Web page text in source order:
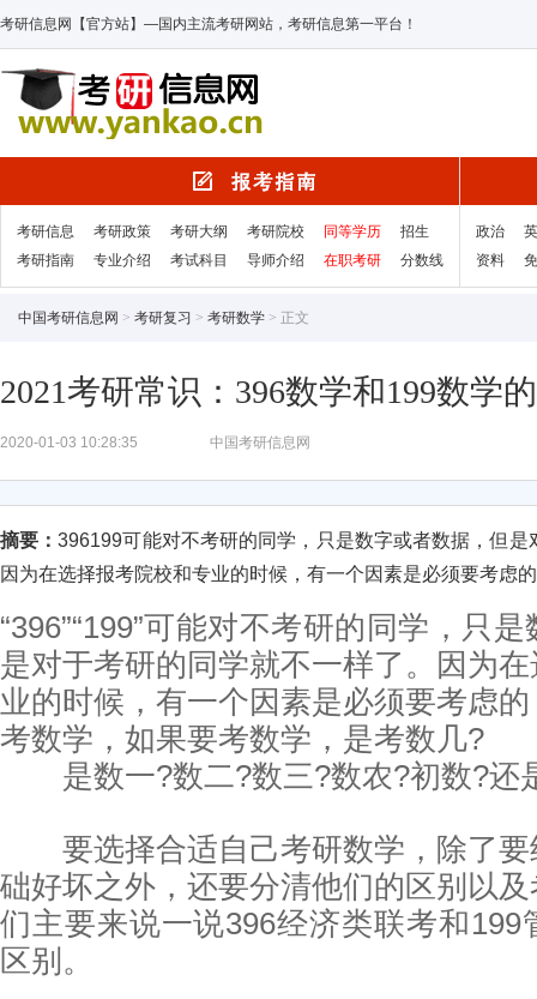
考研信息网【官方站】—国内主流考研网站，考研信息第一平台！
考研信息 考研政策 考研大纲 考研院校 同等学历
招生
考研指南
专业介绍 考试科目 导师介绍 在职考研 分数线
政治
资料
中国考研信息网 > 考研复习 > 考研数学 > 正文
2021考研常识：396数学和199数学
2020-01-03 10:28:35 中国考研信息网
摘要：396199可能对不考研的同学，只是数字或者数据，但
因为在选择报考院校和专业的时候，有一个因素是必须要考虑
“396”“199”可能对不考研的同学，只
是对于考研的同学就不一样了。因为
业的时候，有一个因素是必须要考虑
考数学，如果要考数学，是考数几?
是数一?数二?数三?数农?初数?还
要选择合适自己考研数学，除了要
础好坏之外，还要分清他们的区别以
们主要来说一说396经济类联考和199
区别。